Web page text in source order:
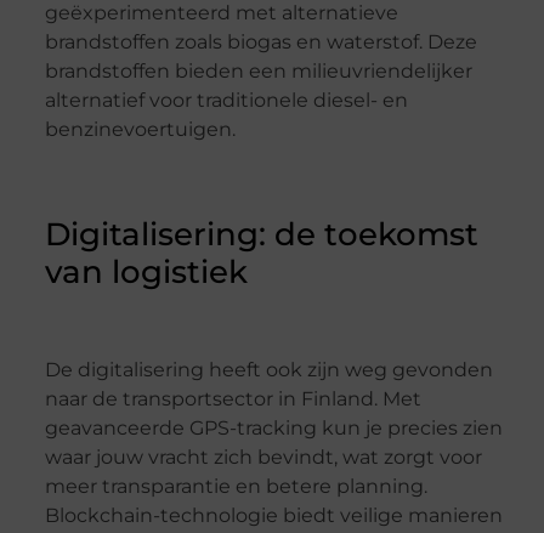
geëxperimenteerd met alternatieve
brandstoffen zoals biogas en waterstof. Deze
brandstoffen bieden een milieuvriendelijker
alternatief voor traditionele diesel- en
benzinevoertuigen.
Digitalisering: de toekomst
van logistiek
De digitalisering heeft ook zijn weg gevonden
naar de transportsector in Finland. Met
geavanceerde GPS-tracking kun je precies zien
waar jouw vracht zich bevindt, wat zorgt voor
meer transparantie en betere planning.
Blockchain-technologie biedt veilige manieren